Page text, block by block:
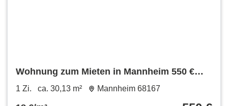
Wohnung zum Mieten in Mannheim 550 €
30.13 m²
1 Zi. ca. 30,13 m² Mannheim 68167